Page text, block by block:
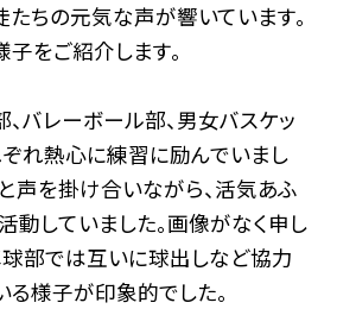
ちの元気な声が響いています。
をご紹介します。
バレーボール部、男女バスケッ
ぞれ熱心に練習に励んでいまし
声を掛け合いながら、活気あふ
動していました。画像がなく申し
球部では互いに球出しなど協力
る様子が印象的でした。